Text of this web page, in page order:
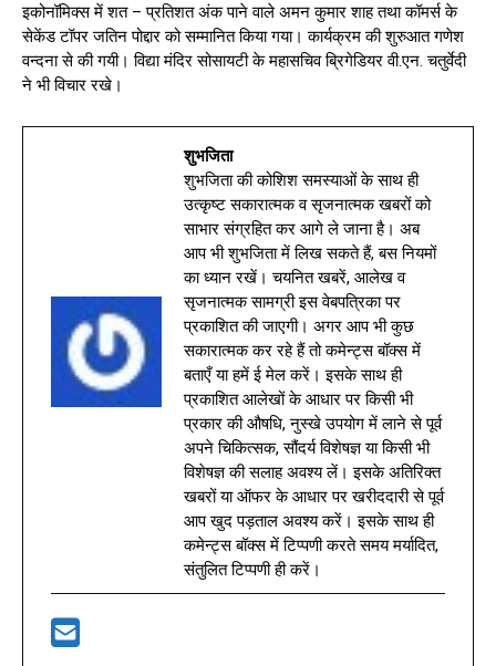
इकोनॉमिक्स में शत – प्रतिशत अंक पाने वाले अमन कुमार शाह तथा कॉमर्स के
सेकेंड टॉपर जतिन पोद्दार को सम्मानित किया गया। कार्यक्रम की शुरुआत गणेश
वन्दना से की गयी। विद्या मंदिर सोसायटी के महासचिव ब्रिगेडियर वी.एन. चतुर्वेदी
ने भी विचार रखे।
शुभजिता
शुभजिता की कोशिश समस्याओं के साथ ही
उत्कृष्ट सकारात्मक व सृजनात्मक खबरों को
साभार संग्रहित कर आगे ले जाना है। अब
आप भी शुभजिता में लिख सकते हैं, बस नियमों
का ध्यान रखें। चयनित खबरें, आलेख व
सृजनात्मक सामग्री इस वेबपत्रिका पर
प्रकाशित की जाएगी। अगर आप भी कुछ
सकारात्मक कर रहे हैं तो कमेन्ट्स बॉक्स में
बताएँ या हमें ई मेल करें। इसके साथ ही
प्रकाशित आलेखों के आधार पर किसी भी
प्रकार की औषधि, नुस्खे उपयोग में लाने से पूर्व
अपने चिकित्सक, सौंदर्य विशेषज्ञ या किसी भी
विशेषज्ञ की सलाह अवश्य लें। इसके अतिरिक्त
खबरों या ऑफर के आधार पर खरीददारी से पूर्व
आप खुद पड़ताल अवश्य करें। इसके साथ ही
कमेन्ट्स बॉक्स में टिप्पणी करते समय मर्यादित,
संतुलित टिप्पणी ही करें।